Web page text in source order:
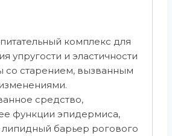
комплекс для
упругости и эластичности
со старением, вызванным
средство,
функции эпидермиса,
барьер рогового